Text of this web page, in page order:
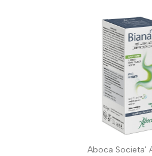
Aboca Societa'